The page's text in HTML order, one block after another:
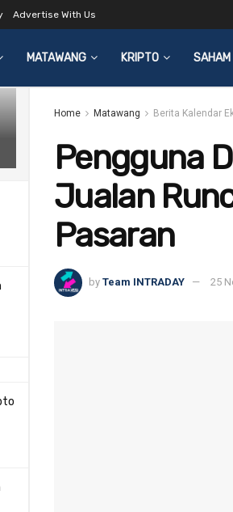
Advertise With Us
MATAWANG KRIPTO SAHAM
Home Matawang Berita Kalendar
Pengguna
Jualan
Pasaran
by Team INTRADAY 25